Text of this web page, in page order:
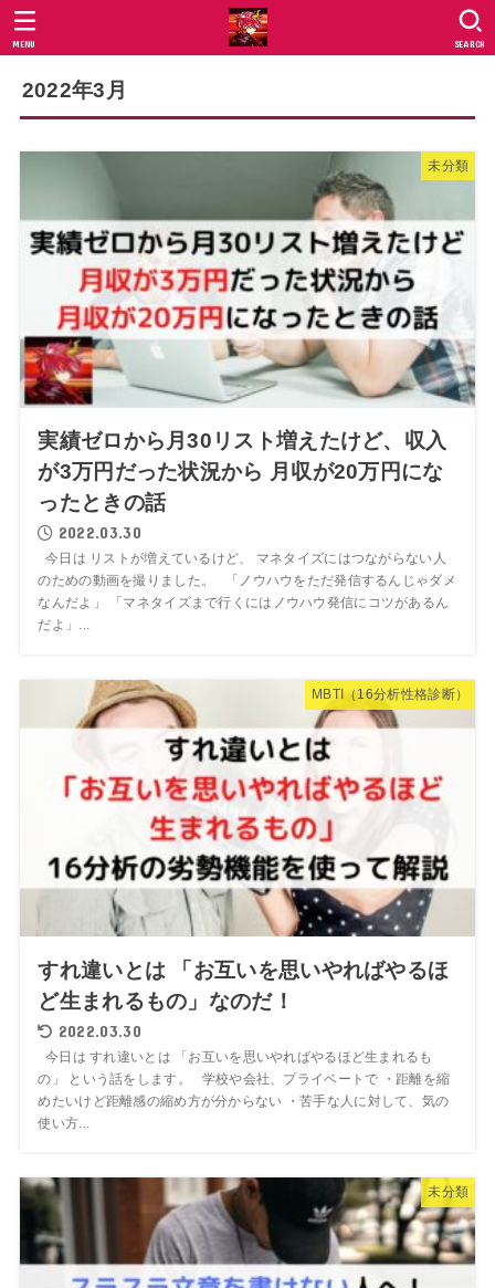
SEARCH
MENU
2022年3月
未分類
実績ゼロから月30リスト増えたけど、収入
が3万円だった状況から 月収が20万円にな
ったときの話
2022.03.30
今日は リストが増えているけど、 マネタイズにはつながらない人
のための動画を撮りました。 「ノウハウをただ発信するんじゃダメ
なんだよ」 「マネタイズまで行くにはノウハウ発信にコツがあるん
だよ」...
MBTI（16分析性格診断）
すれ違いとは 「お互いを思いやればやるほ
ど生まれるもの」なのだ！
2022.03.30
今日は すれ違いとは 「お互いを思いやればやるほど生まれるも
の」 という話をします。 学校や会社、プライベートで ・距離を縮
めたいけど距離感の縮め方が分からない ・苦手な人に対して、気の
使い方...
未分類